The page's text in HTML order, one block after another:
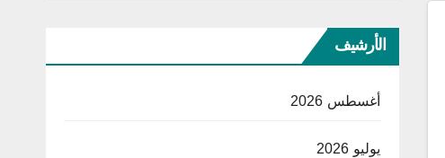
الأرشيف
أغسطس 2026
يوليو 2026